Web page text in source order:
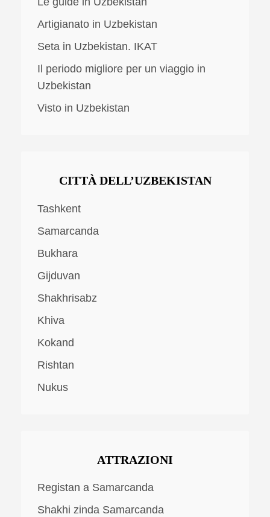
Artigianato in Uzbekistan
Seta in Uzbekistan. IKAT
Il periodo migliore per un viaggio in
Uzbekistan
Visto in Uzbekistan
CITTÀ DELL’UZBEKISTAN
Tashkent
Samarcanda
Bukhara
Gijduvan
Shakhrisabz
Khiva
Kokand
Rishtan
Nukus
ATTRAZIONI
Registan a Samarcanda
Shakhi zinda Samarcanda